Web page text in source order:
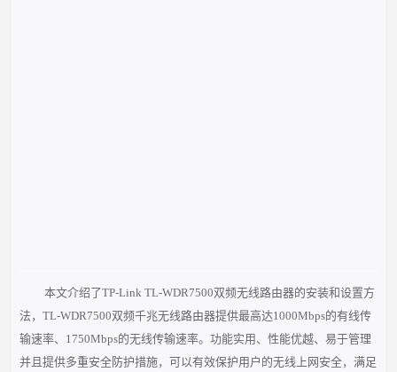
本文介绍了TP-Link TL-WDR7500双频无线路由器的安装和设置方
法，TL-WDR7500双频千兆无线路由器提供最高达1000Mbps的有线传
输速率、1750Mbps的无线传输速率。功能实用、性能优越、易于管理
并且提供多重安全防护措施，可以有效保护用户的无线上网安全，满足